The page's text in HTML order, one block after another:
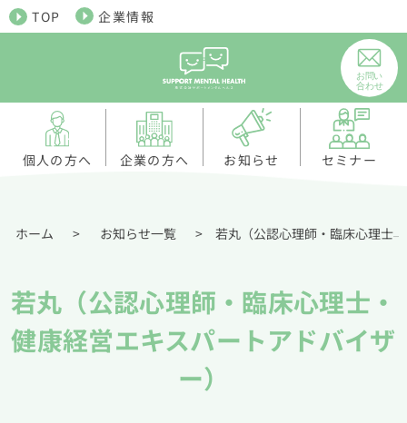
TOP 企業情報
個人の方へ 企業の方へ お知らせ セミナー
ホーム > お知らせ一覧 > 若丸（公認心理師・臨床心理士・健康経営エキスパートアドバイザー）
若丸（公認心理師・臨床心理士・
健康経営エキスパートアドバイザ
ー）